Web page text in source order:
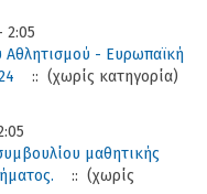
2:05
Αθλητισμού - Ευρωπαϊκή
:: (χωρίς κατηγορία)
μαθητικής
:: (χωρίς